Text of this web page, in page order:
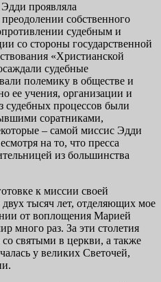
проявляла
собственного
судебным и
со стороны государственной
«Христианской
судебные
полемику в обществе и
ее учения, организации и
судебных процессов были
соратниками,
– самой миссис Эдди
на то, что пресса
из большинства
к миссии своей
тысяч лет, отделяющих мое
от воплощения Марией
много раз. За эти столетия
святыми в церкви, а также
у великих Светочей,